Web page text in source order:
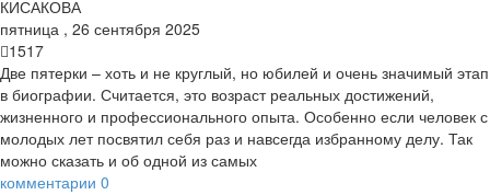
КИСАКОВА
пятница , 26 сентября 2025
1517
Две пятерки – хоть и не круглый, но юбилей и очень значимый этап
в биографии. Считается, это возраст реальных достижений,
жизненного и профессионального опыта. Особенно если человек с
молодых лет посвятил себя раз и навсегда избранному делу. Так
можно сказать и об одной из самых
комментарии 0